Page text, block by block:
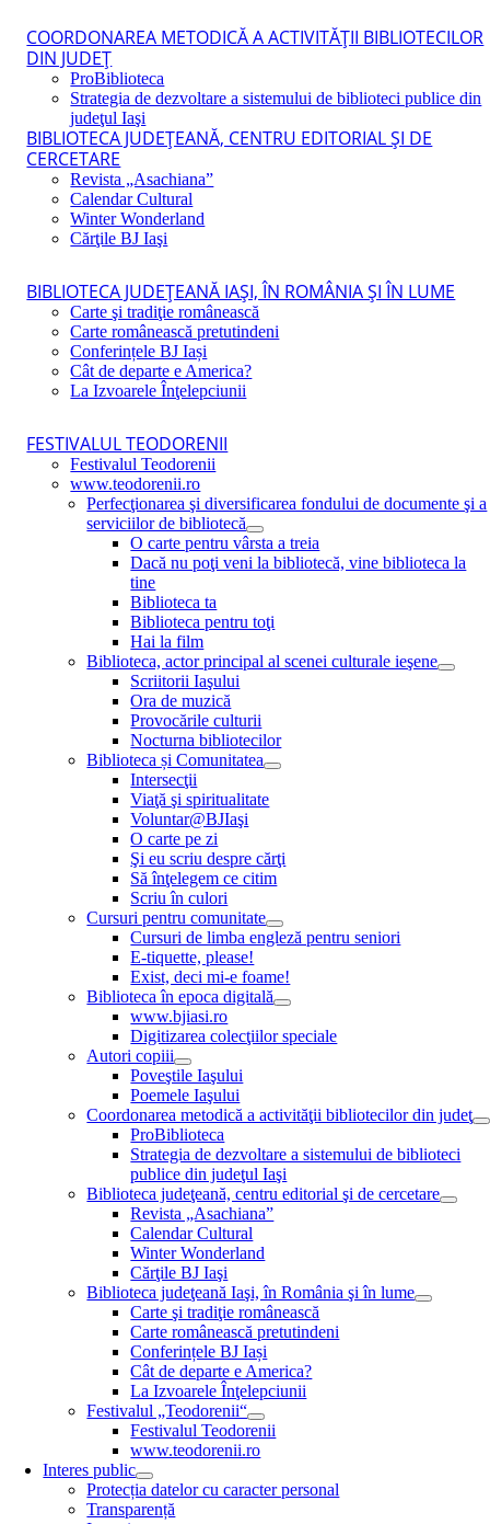
COORDONAREA METODICĂ A ACTIVITĂŢII BIBLIOTECILOR
DIN JUDEŢ
ProBiblioteca
Strategia de dezvoltare a sistemului de biblioteci publice din
judeţul Iaşi
BIBLIOTECA JUDEŢEANĂ, CENTRU EDITORIAL ŞI DE
CERCETARE
Revista „Asachiana”
Calendar Cultural
Winter Wonderland
Cărţile BJ Iaşi
BIBLIOTECA JUDEŢEANĂ IAŞI, ÎN ROMÂNIA ŞI ÎN LUME
Carte şi tradiţie românească
Carte românească pretutindeni
Conferințele BJ Iași
Cât de departe e America?
La Izvoarele Înţelepciunii
FESTIVALUL TEODORENII
Festivalul Teodorenii
www.teodorenii.ro
Perfecţionarea şi diversificarea fondului de documente şi a
serviciilor de bibliotecă
O carte pentru vârsta a treia
Dacă nu poţi veni la bibliotecă, vine biblioteca la
tine
Biblioteca ta
Biblioteca pentru toţi
Hai la film
Biblioteca, actor principal al scenei culturale ieşene
Scriitorii Iaşului
Ora de muzică
Provocările culturii
Nocturna bibliotecilor
Biblioteca și Comunitatea
Intersecţii
Viaţă şi spiritualitate
Voluntar@BJIaşi
O carte pe zi
Şi eu scriu despre cărţi
Să înţelegem ce citim
Scriu în culori
Cursuri pentru comunitate
Cursuri de limba engleză pentru seniori
E-tiquette, please!
Exist, deci mi-e foame!
Biblioteca în epoca digitală
www.bjiasi.ro
Digitizarea colecţiilor speciale
Autori copiii
Poveştile Iaşului
Poemele Iaşului
Coordonarea metodică a activităţii bibliotecilor din judeţ
ProBiblioteca
Strategia de dezvoltare a sistemului de biblioteci
publice din judeţul Iaşi
Biblioteca judeţeană, centru editorial şi de cercetare
Revista „Asachiana”
Calendar Cultural
Winter Wonderland
Cărţile BJ Iaşi
Biblioteca judeţeană Iaşi, în România şi în lume
Carte şi tradiţie românească
Carte românească pretutindeni
Conferințele BJ Iași
Cât de departe e America?
La Izvoarele Înţelepciunii
Festivalul „Teodorenii“
Festivalul Teodorenii
www.teodorenii.ro
Interes public
Protecția datelor cu caracter personal
Transparență